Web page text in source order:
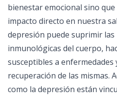
bienestar emocional sino
impacto directo en nuestra
depresión puede suprimir las
inmunológicas del cuerpo,
susceptibles a enfermedades
recuperación de las mismas.
como la depresión están